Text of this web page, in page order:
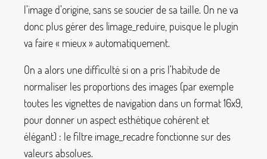
l’image d’origine, sans se soucier de sa taille. On ne va
donc plus gérer des |image_reduire , puisque le plugin
va faire « mieux» automatiquement.
On a alors une difficulté si on a pris l’habitude de
normaliser les proportions des images (par exemple
toutes les vignettes de navigation dans un format 16x9,
pour donner un aspect esthétique cohérent et
élégant) : le filtre image_recadre fonctionne sur des
valeurs absolues.